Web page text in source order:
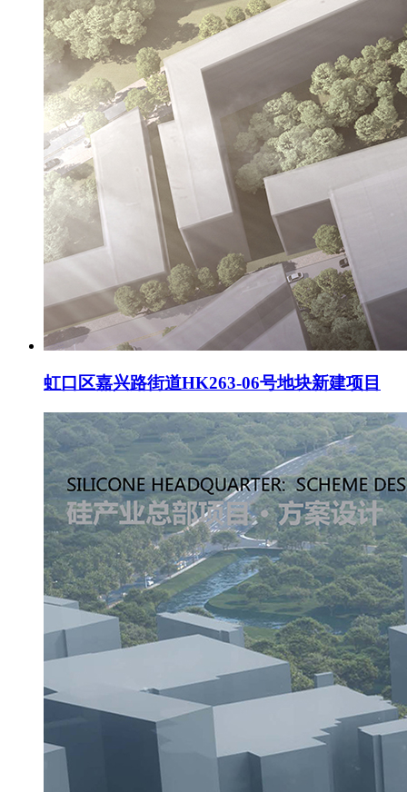
虹口区嘉兴路街道HK263-06号地块新建项目